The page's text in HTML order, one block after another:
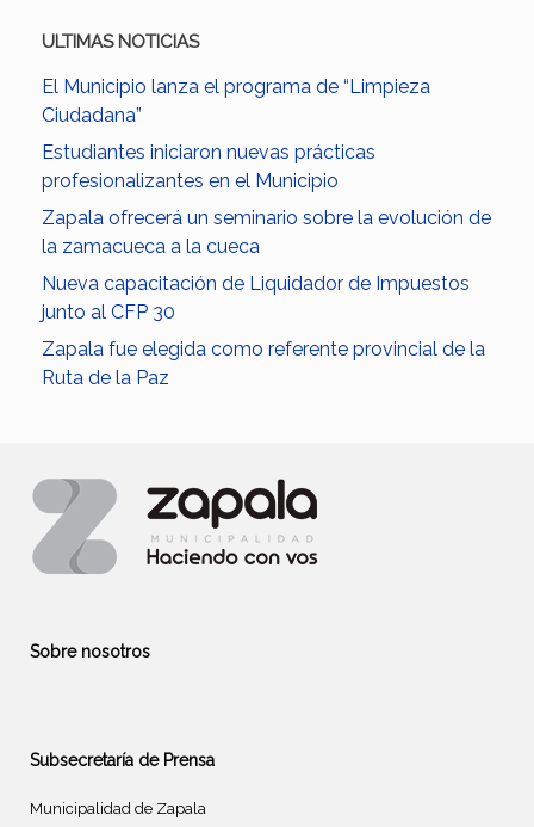
ULTIMAS NOTICIAS
El Municipio lanza el programa de “Limpieza
Ciudadana”
Estudiantes iniciaron nuevas prácticas
profesionalizantes en el Municipio
Zapala ofrecerá un seminario sobre la evolución de
la zamacueca a la cueca
Nueva capacitación de Liquidador de Impuestos
junto al CFP 30
Zapala fue elegida como referente provincial de la
Ruta de la Paz
Sobre nosotros
Subsecretaría de Prensa
Municipalidad de Zapala